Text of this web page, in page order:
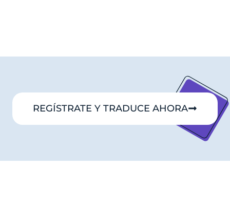
REGÍSTRATE Y TRADUCE AHORA